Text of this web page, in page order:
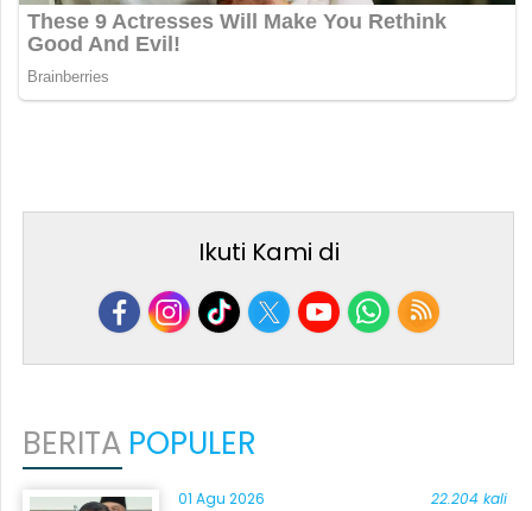
Ikuti Kami di
BERITA POPULER
01 Agu 2026 22.204 kali